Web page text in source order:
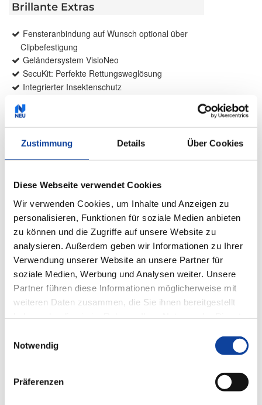
Zustimmung Details Über Cookies
Diese Webseite verwendet Cookies
Wir verwenden Cookies, um Inhalte und Anzeigen zu
personalisieren, Funktionen für soziale Medien anbieten
zu können und die Zugriffe auf unsere Website zu
analysieren. Außerdem geben wir Informationen zu Ihrer
Verwendung unserer Website an unsere Partner für
soziale Medien, Werbung und Analysen weiter. Unsere
Partner führen diese Informationen möglicherweise mit
weiteren Daten zusammen, die Sie ihnen bereitgestellt
Notwendig
Präferenzen
Brillante Extras
Fensteranbindung auf Wunsch optional über
Clipbefestigung
Geländersystem VisioNeo
SecuKit: Perfekte Rettungsweglösung
Integrierter Insektenschutz
Ausstattungsextras Rollladen
Weitere Informationen zu Rollladen-Profile
Weitere Informationen
Das könnte Sie auch interessieren